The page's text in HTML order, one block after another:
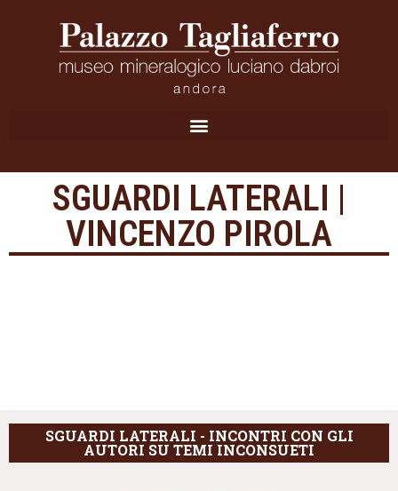
SGUARDI LATERALI |
VINCENZO PIROLA
SGUARDI LATERALI - INCONTRI CON GLI
AUTORI SU TEMI INCONSUETI